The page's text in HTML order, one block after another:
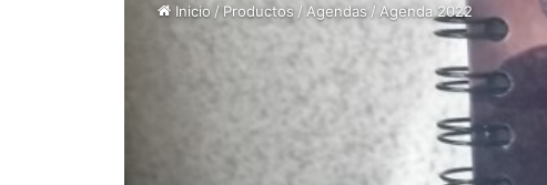
Inicio /Productos/ Agendas / Agenda 2022